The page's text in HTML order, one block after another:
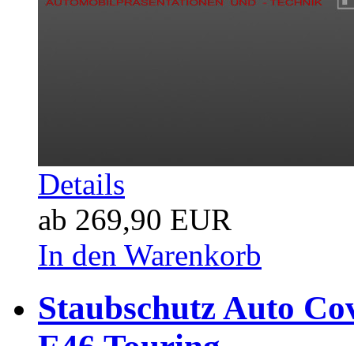
Details
ab 269,90 EUR
In den Warenkorb
Staubschutz Auto